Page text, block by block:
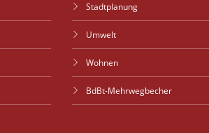
Stadtplanung
Umwelt
Wohnen
BdBt-Mehrwegbecher